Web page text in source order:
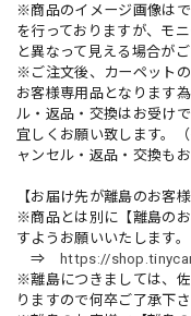
※商品のイメージ画像は
を行っておりますが、モ
と異なって見える場合がご
※ご注文後、カーペットの
お客様専用品となります
ル・返品・交換はお受け
宜しくお願い致します。
ャンセル・返品・交換も
【お届け先が離島のお客様
※商品とは別に【離島の
すようお願いいたします。
⇒
https://
※離島につきましては、
りますので何卒ご了承下さ